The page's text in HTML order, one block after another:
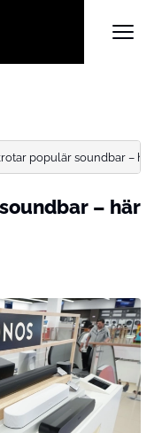
populär soundbar – här
– här